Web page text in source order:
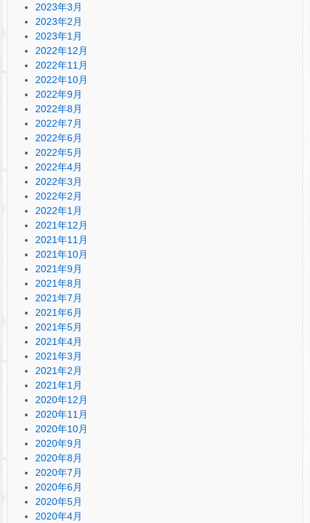
2023年3月
2023年2月
2023年1月
2022年12月
2022年11月
2022年10月
2022年9月
2022年8月
2022年7月
2022年6月
2022年5月
2022年4月
2022年3月
2022年2月
2022年1月
2021年12月
2021年11月
2021年10月
2021年9月
2021年8月
2021年7月
2021年6月
2021年5月
2021年4月
2021年3月
2021年2月
2021年1月
2020年12月
2020年11月
2020年10月
2020年9月
2020年8月
2020年7月
2020年6月
2020年5月
2020年4月